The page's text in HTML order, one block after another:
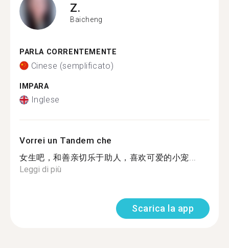
Z.
Baicheng
PARLA CORRENTEMENTE
Cinese (semplificato)
IMPARA
Inglese
Vorrei un Tandem che
女生吧，和善亲切乐于助人，喜欢可爱的小宠...
Leggi di più
Scarica la app